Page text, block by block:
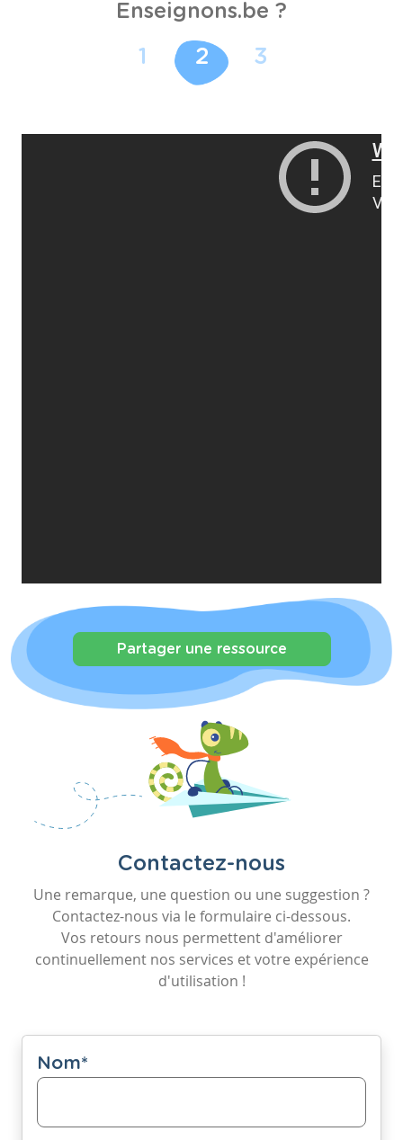
Enseignons.be ?
1 2 3
Partager une ressource
Contactez-nous
Une remarque, une question ou une suggestion ?
Contactez-nous via le formulaire ci-dessous.
Vos retours nous permettent d'améliorer
continuellement nos services et votre expérience
d'utilisation !
Nom*